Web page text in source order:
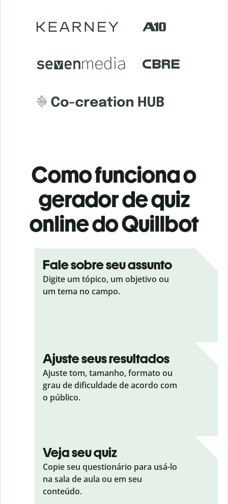
Como funciona o
gerador de quiz
online do Quillbot
Fale sobre seu assunto
Digite um tópico, um objetivo ou
um tema no campo.
Ajuste seus resultados
Ajuste tom, tamanho, formato ou
grau de dificuldade de acordo com
o público.
Veja seu quiz
Copie seu questionário para usá-lo
na sala de aula ou em seu
conteúdo.